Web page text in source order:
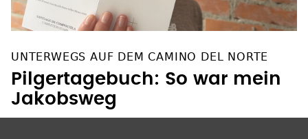
UNTERWEGS AUF DEM CAMINO DEL NORTE
Pilgertagebuch: So war mein
Jakobsweg